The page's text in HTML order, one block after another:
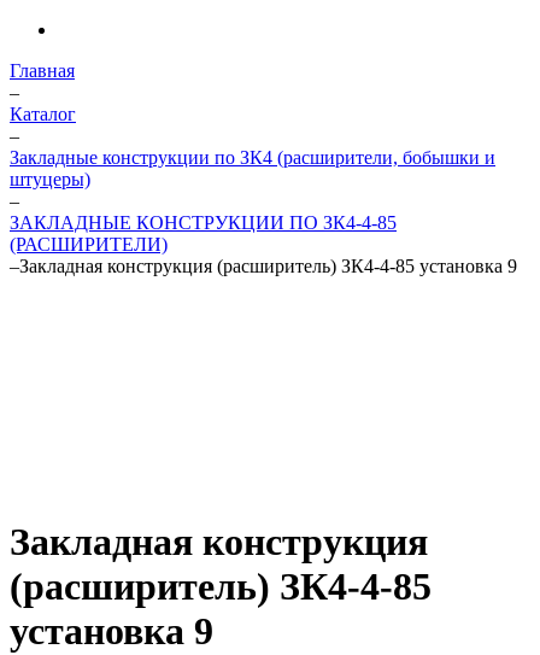
Главная
–
Каталог
–
Закладные конструкции по ЗК4 (расширители, бобышки и
штуцеры)
–
ЗАКЛАДНЫЕ КОНСТРУКЦИИ ПО ЗК4-4-85
(РАСШИРИТЕЛИ)
–Закладная конструкция (расширитель) ЗК4-4-85 установка 9
Закладная конструкция
(расширитель) ЗК4-4-85
установка 9